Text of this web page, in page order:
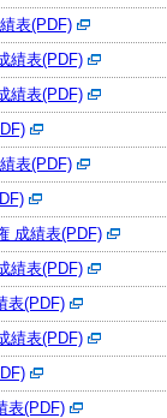
表(PDF)
績表(PDF)
績表(PDF)
表(PDF)
成績表(PDF)
績表(PDF)
表(PDF)
績表(PDF)
表(PDF)